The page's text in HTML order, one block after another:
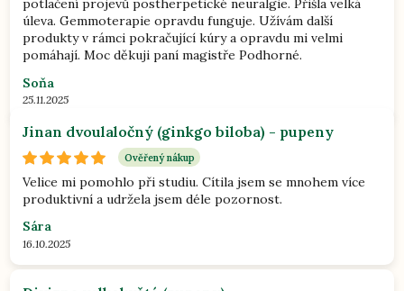
potlačení projevů postherpetické neuralgie. Přišla velká
úleva. Gemmoterapie opravdu funguje. Užívám další
produkty v rámci pokračující kúry a opravdu mi velmi
pomáhají. Moc děkuji paní magistře Podhorné.
Soňa
25.11.2025
Jinan dvoulaločný (ginkgo biloba) - pupeny
Ověřený nákup
Velice mi pomohlo při studiu. Cítila jsem se mnohem více
produktivní a udržela jsem déle pozornost.
Sára
16.10.2025